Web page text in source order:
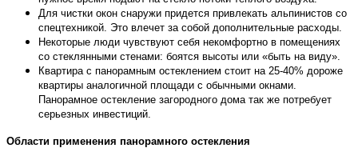
Для чистки окон снаружи придется привлекать альпинистов со
спецтехникой. Это влечет за собой дополнительные расходы.
Некоторые люди чувствуют себя некомфортно в помещениях
со стеклянными стенами: боятся высоты или «быть на виду».
Квартира с панорамным остеклением стоит на 25-40% дороже
квартиры аналогичной площади с обычными окнами.
Панорамное остекление загородного дома так же потребует
серьезных инвестиций.
Области применения панорамного остекления